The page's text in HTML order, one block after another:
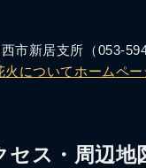
市新居支所（053-
についてホームペー
セス・周辺地